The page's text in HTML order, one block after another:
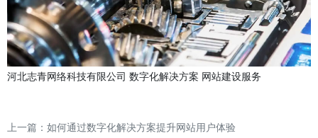
河北志青网络科技有限公司 数字化解决方案 网站建设服务
上一篇： 如何通过数字化解决方案提升网站用户体验